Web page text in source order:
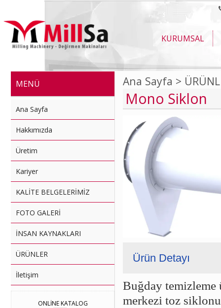
KURUMSAL
MENÜ
Ana Sayfa
Hakkımızda
Üretim
Kariyer
KALİTE BELGELERİMİZ
FOTO GALERİ
İNSAN KAYNAKLARI
ÜRÜNLER
İletişim
ONLİNE KATALOG
Ana Sayfa >
Mono Siklon
Ürün Detayı
Buğday temizleme
merkezi toz